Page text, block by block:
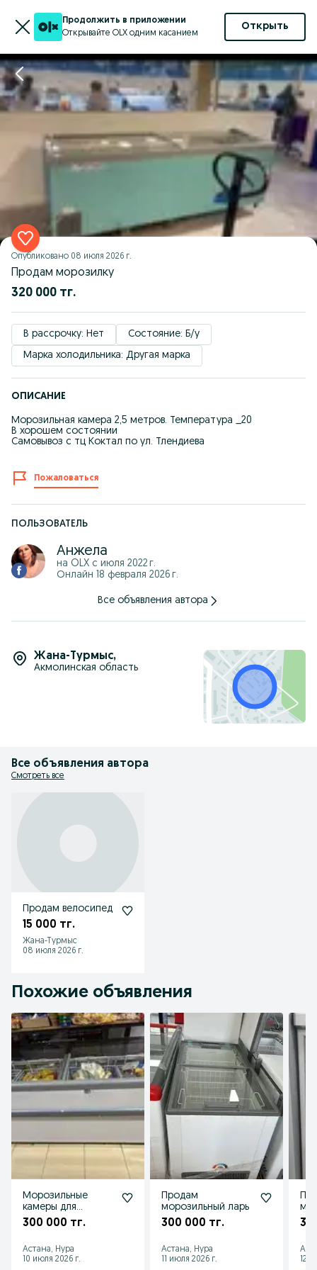
Продолжить в приложении
Открывайте OLX одним касанием
Открыть
Опубликовано 08 июля 2026 г.
Продам морозилку
320 000 тг.
В рассрочку: Нет
Состояние: Б/у
Марка холодильника: Другая марка
ОПИСАНИЕ
Морозильная камера 2,5 метров. Температура _20
В хорошем состоянии
Самовывоз с тц Коктал по ул. Тлендиева
Пожаловаться
ПОЛЬЗОВАТЕЛЬ
Анжела
на OLX с июля 2022 г.
Онлайн 18 февраля 2026 г.
Все объявления автора
Жана-Турмыс,
Акмолинская область
Все объявления автора
Смотреть все
Продам велосипед
15 000 тг.
Жана-Турмыс
08 июля 2026 г.
Похожие объявления
Морозильные
камеры для
продуктов
300 000 тг.
Астана, Нура
10 июля 2026 г.
Продам
морозильный ларь
300 000 тг.
Астана, Нура
11 июля 2026 г.
12